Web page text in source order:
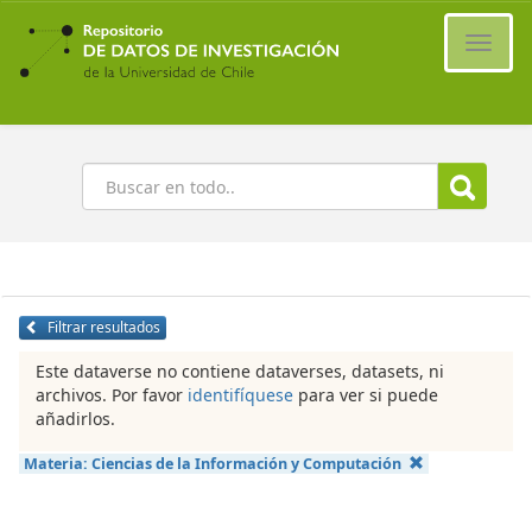
Ir
contenido
principal
Buscar
Filtrar resultados
Este dataverse no contiene dataverses, datasets, ni
archivos. Por favor identifíquese para ver si puede
añadirlos.
Materia: Ciencias de la Información y Computación